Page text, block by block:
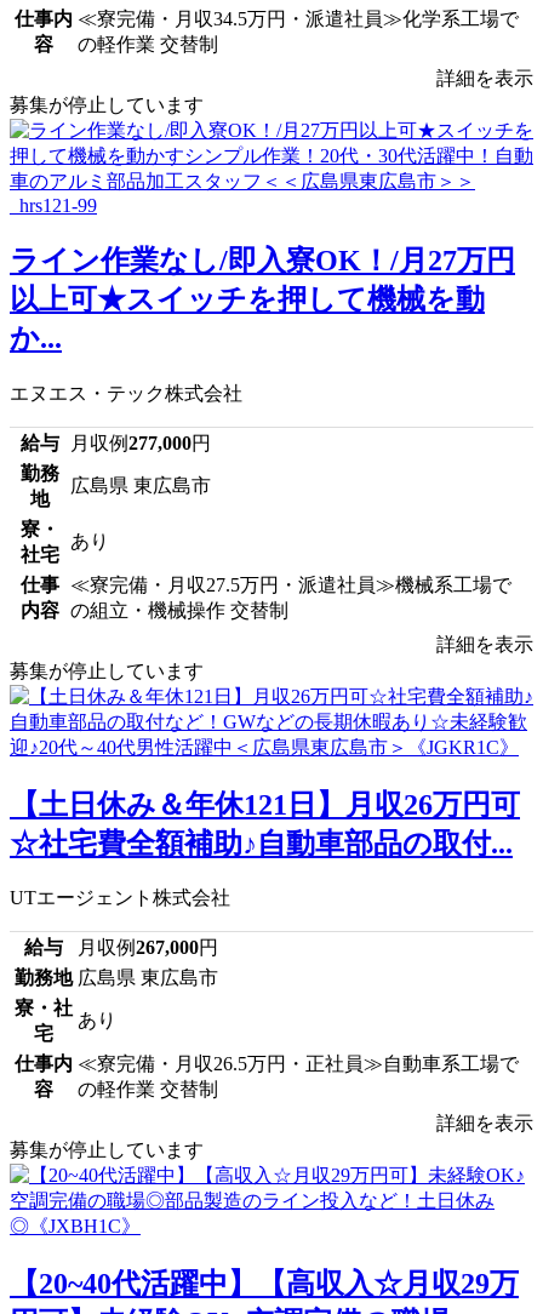
仕事内
容
≪寮完備・月収34.5万円・派遣社員≫化学系工場で
の軽作業 交替制
詳細を表示
募集が停止しています
ライン作業なし/即入寮OK！/月27万円
以上可★スイッチを押して機械を動
か...
エヌエス・テック株式会社
給与 月収例277,000円
勤務
地
広島県 東広島市
寮・
社宅
あり
仕事
内容
≪寮完備・月収27.5万円・派遣社員≫機械系工場で
の組立・機械操作 交替制
詳細を表示
募集が停止しています
【土日休み＆年休121日】月収26万円可
☆社宅費全額補助♪自動車部品の取付...
UTエージェント株式会社
給与 月収例267,000円
勤務地 広島県 東広島市
寮・社
宅
あり
仕事内
容
≪寮完備・月収26.5万円・正社員≫自動車系工場で
の軽作業 交替制
詳細を表示
募集が停止しています
【20~40代活躍中】【高収入☆月収29万